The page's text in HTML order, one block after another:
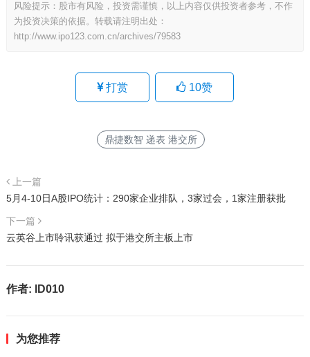
风险提示：股市有风险，投资需谨慎，以上内容仅供投资者参考，不作
为投资决策的依据。转载请注明出处：
http://www.ipo123.com.cn/archives/79583
打赏 10赞
鼎捷数智 递表 港交所
上一篇
5月4-10日A股IPO统计：290家企业排队，3家过会，1家注册获批
下一篇
云英谷上市聆讯获通过 拟于港交所主板上市
作者: ID010
为您推荐